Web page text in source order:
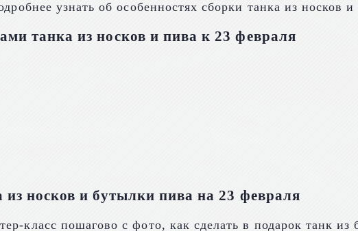
узнать об особенностях сборки танка из носков
танка из носков и пива к 23 февраля
носков и бутылки пива на 23 февраля